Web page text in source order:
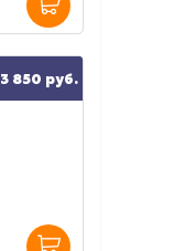
3 850 руб.